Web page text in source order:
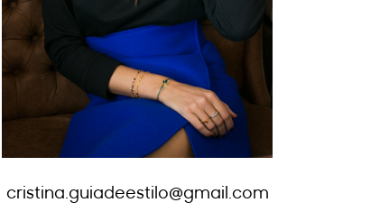
cristina.guiadeestilo@gmail.com